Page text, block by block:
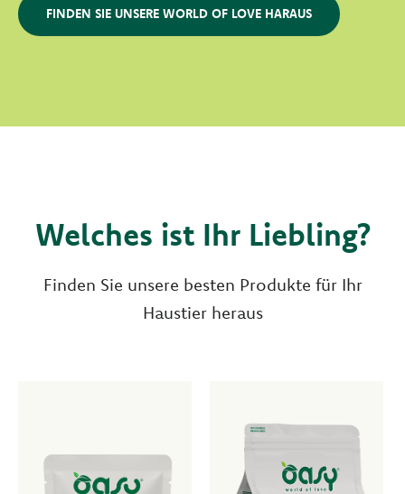
FINDEN SIE UNSERE WORLD OF LOVE HARAUS
Welches ist Ihr Liebling?
Finden Sie unsere besten Produkte für Ihr
Haustier heraus